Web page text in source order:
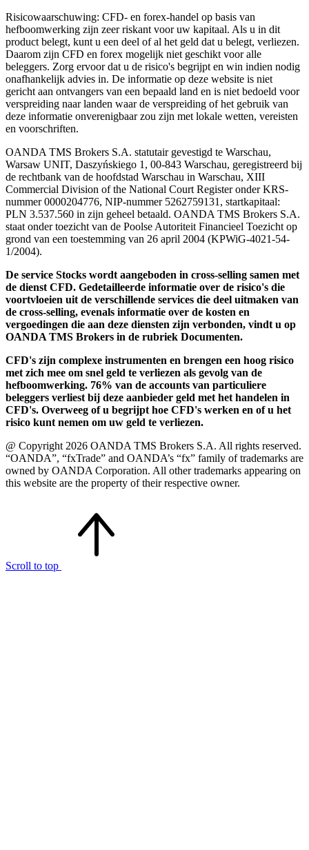
Risicowaarschuwing: CFD- en forex-handel op basis van
hefboomwerking zijn zeer riskant voor uw kapitaal. Als u in dit
product belegt, kunt u een deel of al het geld dat u belegt, verliezen.
Daarom zijn CFD en forex mogelijk niet geschikt voor alle
beleggers. Zorg ervoor dat u de risico's begrijpt en win indien nodig
onafhankelijk advies in. De informatie op deze website is niet
gericht aan ontvangers van een bepaald land en is niet bedoeld voor
verspreiding naar landen waar de verspreiding of het gebruik van
deze informatie onverenigbaar zou zijn met lokale wetten, vereisten
en voorschriften.
OANDA TMS Brokers S.A. statutair gevestigd te Warschau,
Warsaw UNIT, Daszyńskiego 1, 00-843 Warschau, geregistreerd bij
de rechtbank van de hoofdstad Warschau in Warschau, XIII
Commercial Division of the National Court Register onder KRS-
nummer 0000204776, NIP-nummer 5262759131, startkapitaal:
PLN 3.537.560 in zijn geheel betaald. OANDA TMS Brokers S.A.
staat onder toezicht van de Poolse Autoriteit Financieel Toezicht op
grond van een toestemming van 26 april 2004 (KPWiG-4021-54-
1/2004).
De service Stocks wordt aangeboden in cross-selling samen met
de dienst CFD. Gedetailleerde informatie over de risico's die
voortvloeien uit de verschillende services die deel uitmaken van
de cross-selling, evenals informatie over de kosten en
vergoedingen die aan deze diensten zijn verbonden, vindt u op
OANDA TMS Brokers in de rubriek Documenten.
CFD's zijn complexe instrumenten en brengen een hoog risico
met zich mee om snel geld te verliezen als gevolg van de
hefboomwerking. 76% van de accounts van particuliere
beleggers verliest bij deze aanbieder geld met het handelen in
CFD's. Overweeg of u begrijpt hoe CFD's werken en of u het
risico kunt nemen om uw geld te verliezen.
@ Copyright 2026 OANDA TMS Brokers S.A. All rights reserved.
“OANDA”, “fxTrade” and OANDA’s “fx” family of trademarks are
owned by OANDA Corporation. All other trademarks appearing on
this website are the property of their respective owner.
Scroll to top